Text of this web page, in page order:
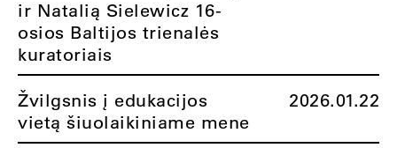
ir Natalią Sielewicz 16-
osios Baltijos trienalės
kuratoriais
Žvilgsnis į edukacijos
vietą šiuolaikiniame mene
2026.01.22